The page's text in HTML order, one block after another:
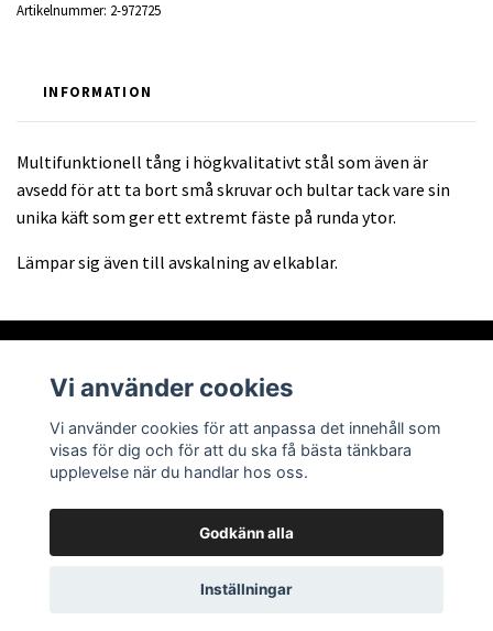
Artikelnummer: 2-972725
INFORMATION
Multifunktionell tång i högkvalitativt stål som även är
avsedd för att ta bort små skruvar och bultar tack vare sin
unika käft som ger ett extremt fäste på runda ytor.
Lämpar sig även till avskalning av elkablar.
Läs mer
© 2026 Abra Tech ABPowered by Quickbutik
Vi använder cookies
Vi använder cookies för att anpassa det innehåll som
visas för dig och för att du ska få bästa tänkbara
upplevelse när du handlar hos oss.
Godkänn alla
Inställningar